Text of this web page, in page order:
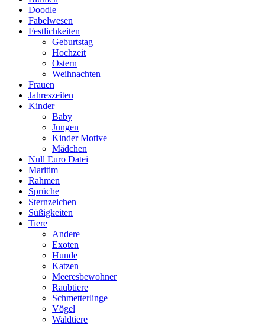
Doodle
Fabelwesen
Festlichkeiten
Geburtstag
Hochzeit
Ostern
Weihnachten
Frauen
Jahreszeiten
Kinder
Baby
Jungen
Kinder Motive
Mädchen
Null Euro Datei
Maritim
Rahmen
Sprüche
Sternzeichen
Süßigkeiten
Tiere
Andere
Exoten
Hunde
Katzen
Meeresbewohner
Raubtiere
Schmetterlinge
Vögel
Waldtiere